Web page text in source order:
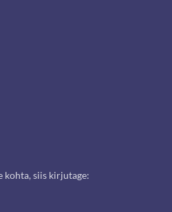
kohta, siis kirjutage: